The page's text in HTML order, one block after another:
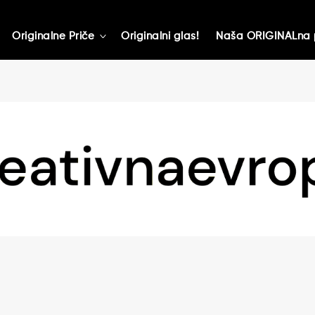
Originalne Priče toggle
Originalni glas! Naša